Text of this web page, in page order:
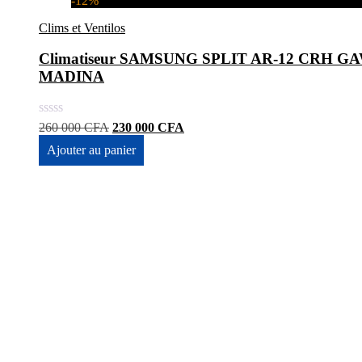
Clims et Ventilos
Climatiseur SAMSUNG SPLIT AR-12 CRH
MADINA
260 000CFA Le
initial
était :
230 000 CFA
Ajouter au panier